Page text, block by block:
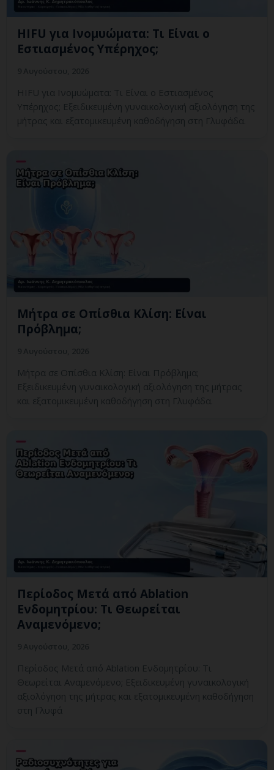
HIFU για Ινομυώματα: Τι Είναι ο
Εστιασμένος Υπέρηχος;
HIFU για Ινομυώματα: Τι Είναι ο Εστιασμένος
Υπέρηχος; Εξειδικευμένη γυναικολογική αξιολόγηση της
μήτρας και εξατομικευμένη καθοδήγηση στη Γλυφάδα.
Μήτρα σε Οπίσθια Κλίση: Είναι
Πρόβλημα;
Μήτρα σε Οπίσθια Κλίση: Είναι Πρόβλημα;
Εξειδικευμένη γυναικολογική αξιολόγηση της μήτρας
και εξατομικευμένη καθοδήγηση στη Γλυφάδα.
Περίοδος Μετά από Ablation
Ενδομητρίου: Τι Θεωρείται
Αναμενόμενο;
Περίοδος Μετά από Ablation Ενδομητρίου: Τι
Θεωρείται Αναμενόμενο; Εξειδικευμένη γυναικολογική
αξιολόγηση της μήτρας και εξατομικευμένη καθοδήγηση
στη Γλυφά